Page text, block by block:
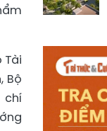
Tài
Bộ
chí